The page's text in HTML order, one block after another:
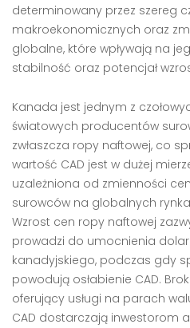
determinowany przez szereg
makroekonomicznych oraz
globalne, które wpływają na
stabilność oraz potencjał
Kanada jest jednym z
światowych producentów
zwłaszcza ropy naftowej, co
wartość CAD jest w dużej
uzależniona od zmienności cen
surowców na globalnych
Wzrost cen ropy naftowej
prowadzi do umocnienia
kanadyjskiego, podczas gdy
powodują osłabienie CAD.
oferujący usługi na parach
CAD dostarczają inwestorom